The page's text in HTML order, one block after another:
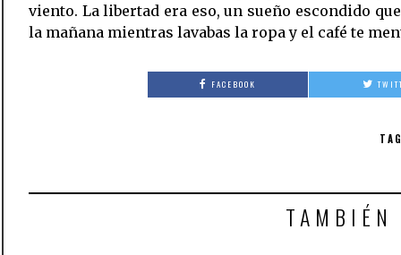
viento. La libertad era eso, un sueño escondido
la mañana mientras lavabas la ropa y el café te
FACEBOOK
TAMBIÉN